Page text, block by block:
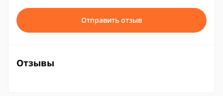
Отправить отзыв
Отзывы